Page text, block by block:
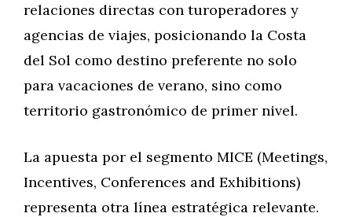
relaciones directas con turoperadores y
agencias de viajes, posicionando la Costa
del Sol como destino preferente no solo
para vacaciones de verano, sino como
territorio gastronómico de primer nivel.
La apuesta por el segmento MICE (Meetings,
Incentives, Conferences and Exhibitions)
representa otra línea estratégica relevante.